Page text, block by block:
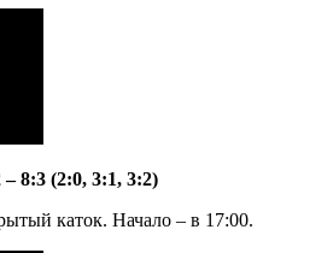
8:3 (2:0, 3:1, 3:2)
каток. Начало – в 17:00.